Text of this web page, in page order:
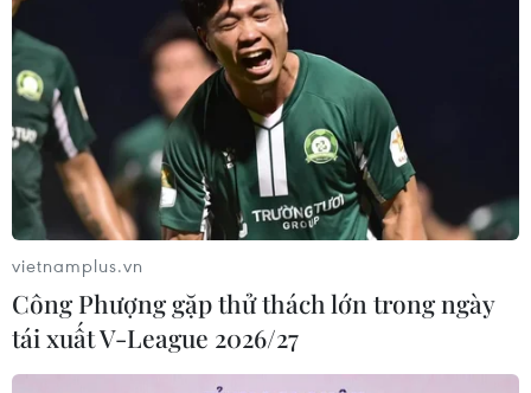
vietnamplus.vn
Công Phượng gặp thử thách lớn trong ngày
tái xuất V-League 2026/27